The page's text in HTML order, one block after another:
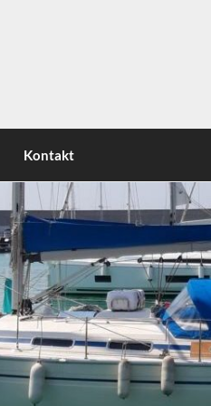
| Circumnavigating the
Kontakt